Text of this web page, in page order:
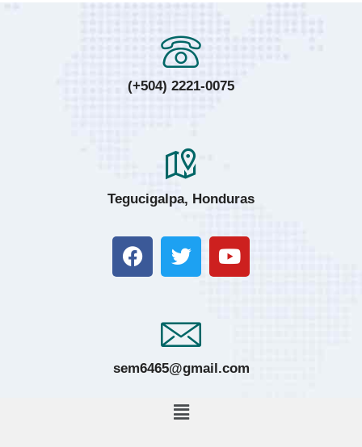
(+504) 2221-0075
Tegucigalpa, Honduras
sem6465@gmail.com